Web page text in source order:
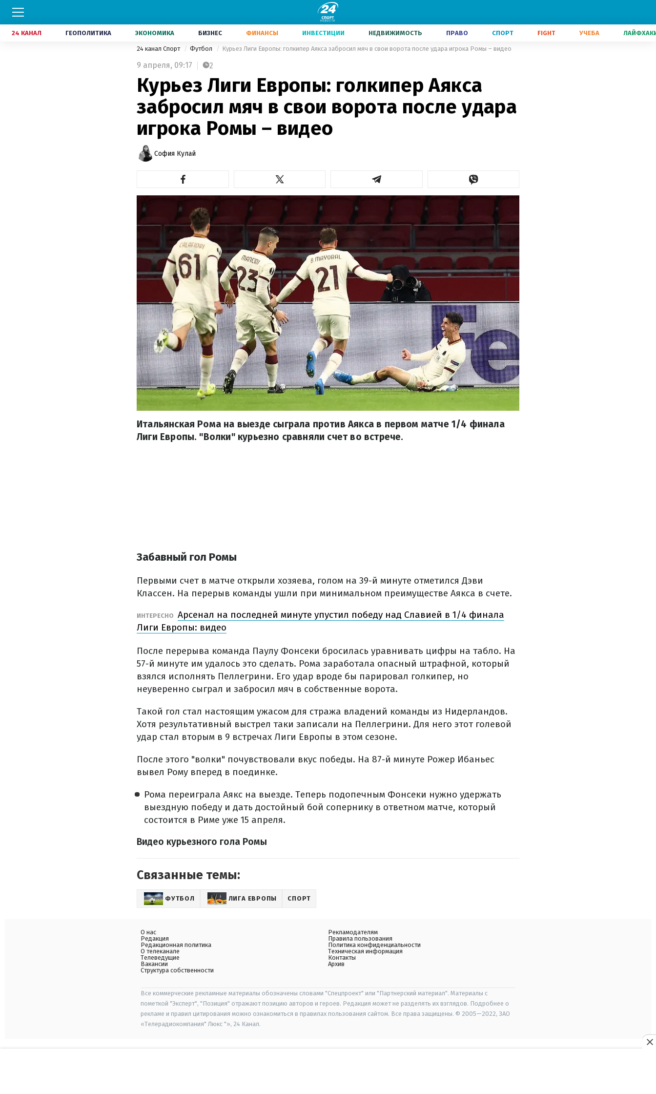
24 КАНАЛ ГЕОПОЛИТИКА ЭКОНОМИКА БИЗНЕС ФИНАНСЫ ИНВЕСТИЦИИ НЕДВИЖИМОСТЬ ПРАВО СПОРТ FIGHT УЧЕБА
24 канал Спорт Футбол Курьез Лиги Европы: голкипер Аякса забросил мяч в свои ворота после удара игрока Ромы – видео
9 апреля, 09:17 2
Курьез Лиги Европы: голкипер Аякса
забросил мяч в свои ворота после удара
игрока Ромы – видео
София Кулай
Итальянская Рома на выезде сыграла против Аякса в первом матче 1/4 финала
Лиги Европы. "Волки" курьезно сравняли счет во встрече.
Забавный гол Ромы
Первыми счет в матче открыли хозяева, голом на 39-й минуте отметился Дэви
Классен. На перерыв команды ушли при минимальном преимуществе Аякса в счете.
ИНТЕРЕСНО Арсенал на последней минуте упустил победу над Славией в 1/4 финала
Лиги Европы: видео
После перерыва команда Паулу Фонсеки бросилась уравнивать цифры на табло. На
57-й минуте им удалось это сделать. Рома заработала опасный штрафной, который
взялся исполнять Пеллегрини. Его удар вроде бы парировал голкипер, но
неуверенно сыграл и забросил мяч в собственные ворота.
Такой гол стал настоящим ужасом для стража владений команды из Нидерландов.
Хотя результативный выстрел таки записали на Пеллегрини. Для него этот голевой
удар стал вторым в 9 встречах Лиги Европы в этом сезоне.
После этого "волки" почувствовали вкус победы. На 87-й минуте Рожер Ибаньес
вывел Рому вперед в поединке.
Рома переиграла Аякс на выезде. Теперь подопечным Фонсеки нужно удержать
выездную победу и дать достойный бой сопернику в ответном матче, который
состоится в Риме уже 15 апреля.
Видео курьезного гола Ромы
Связанные темы:
ФУТБОЛ ЛИГА ЕВРОПЫ СПОРТ
О нас
Редакция
Редакционная политика
О телеканале
Телеведущие
Вакансии
Структура собственности
Рекламодателям
Правила пользования
Политика конфиденциальности
Техническая информация
Контакты
Архив
Все коммерческие рекламные материалы обозначены словами "Спецпроект" или "Партнерский материал". Материалы с
пометкой "Эксперт", "Позиция" отражают позицию авторов и героев. Редакция может не разделять их взглядов. Подробнее о
рекламе и правил цитирования можно ознакомиться в правилах пользования сайтом. Все права защищены. © 2005—2022, ЗАО
«Телерадиокомпания" Люкс "», 24 Канал.